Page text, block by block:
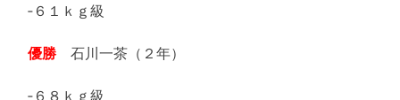
‐６１ｋｇ級
優勝 石川一茶（２年）
‐６８ｋｇ級